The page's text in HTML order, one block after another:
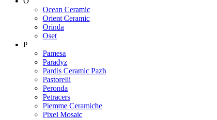
Ocean Ceramic
Orient Ceramic
Orinda
Oset
P
Pamesa
Paradyz
Pardis Ceramic Pazh
Pastorelli
Peronda
Petracers
Piemme Ceramiche
Pixel Mosaic